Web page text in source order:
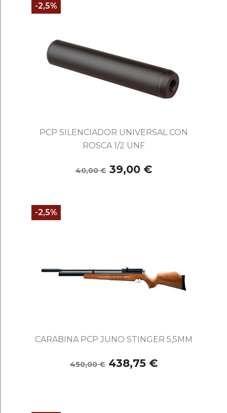
PCP SILENCIADOR UNIVERSAL CON
ROSCA 1/2 UNF
40,00 € 39,00 €
-2,5%
CARABINA PCP JUNO STINGER 5,5MM
450,00 € 438,75 €
-2,5%